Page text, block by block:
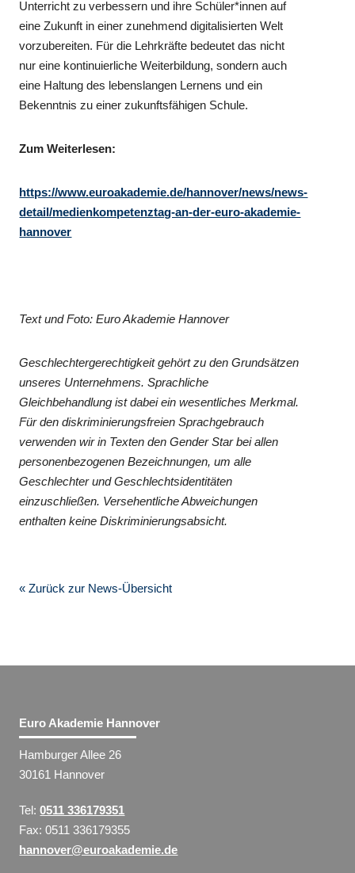
Unterricht zu verbessern und ihre Schüler*innen auf
eine Zukunft in einer zunehmend digitalisierten Welt
vorzubereiten. Für die Lehrkräfte bedeutet das nicht
nur eine kontinuierliche Weiterbildung, sondern auch
eine Haltung des lebenslangen Lernens und ein
Bekenntnis zu einer zukunftsfähigen Schule.
Zum Weiterlesen:
https://www.euroakademie.de/hannover/news/news-
detail/medienkompetenztag-an-der-euro-akademie-
hannover
Text und Foto: Euro Akademie Hannover
Geschlechtergerechtigkeit gehört zu den Grundsätzen
unseres Unternehmens. Sprachliche
Gleichbehandlung ist dabei ein wesentliches Merkmal.
Für den diskriminierungsfreien Sprachgebrauch
verwenden wir in Texten den Gender Star bei allen
personenbezogenen Bezeichnungen, um alle
Geschlechter und Geschlechtsidentitäten
einzuschließen. Versehentliche Abweichungen
enthalten keine Diskriminierungsabsicht.
« Zurück zur News-Übersicht
Euro Akademie Hannover
Hamburger Allee 26
30161 Hannover
Tel:0511 336179351
Fax: 0511 336179355
hannover@euroakademie.de